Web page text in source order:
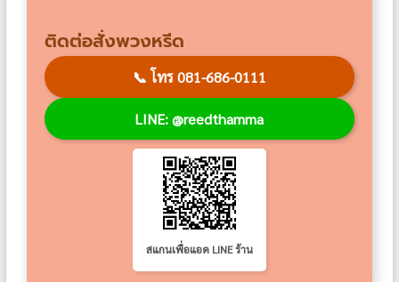
ติดต่อสั่งพวงหรีด
📞 โทร 081-686-0111
LINE: @reedthamma
สแกนเพื่อแอด LINE ร้าน